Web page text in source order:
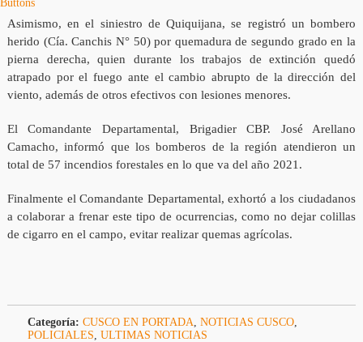
Asimismo, en el siniestro de Quiquijana, se registró un bombero
herido (Cía. Canchis N° 50) por quemadura de segundo grado en la
pierna derecha, quien durante los trabajos de extinción quedó
atrapado por el fuego ante el cambio abrupto de la dirección del
viento, además de otros efectivos con lesiones menores.
El Comandante Departamental, Brigadier CBP. José Arellano
Camacho, informó que los bomberos de la región atendieron un
total de 57 incendios forestales en lo que va del año 2021.
Finalmente el Comandante Departamental, exhortó a los ciudadanos
a colaborar a frenar este tipo de ocurrencias, como no dejar colillas
de cigarro en el campo, evitar realizar quemas agrícolas.
Categoría: CUSCO EN PORTADA NOTICIAS CUSCO,
POLICIALES ULTIMAS NOTICIAS